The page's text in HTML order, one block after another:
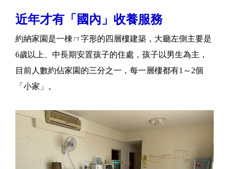
近年才有「國內」收養服務
約納家園是一棟ㄇ字形的四層樓建築，大廳左側主要是
6歲以上、中長期安置孩子的住處，孩子以男生為主，
目前人數約佔家園的三分之一，每一層樓都有1～2個
「小家」。